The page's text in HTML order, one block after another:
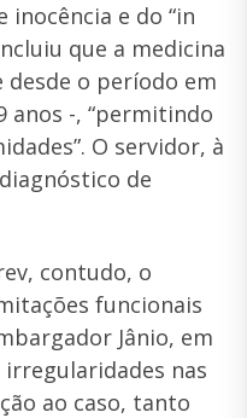
e do “in
que a medicina
o período em
anos -, “permitindo
O servidor, à
de
contudo, o
funcionais
Jânio, em
irregularidades nas
ao caso, tanto